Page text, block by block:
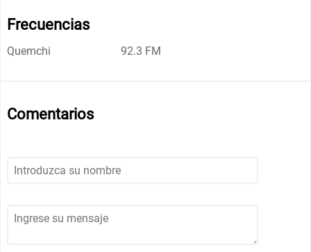
Frecuencias
Quemchi 92.3 FM
Comentarios